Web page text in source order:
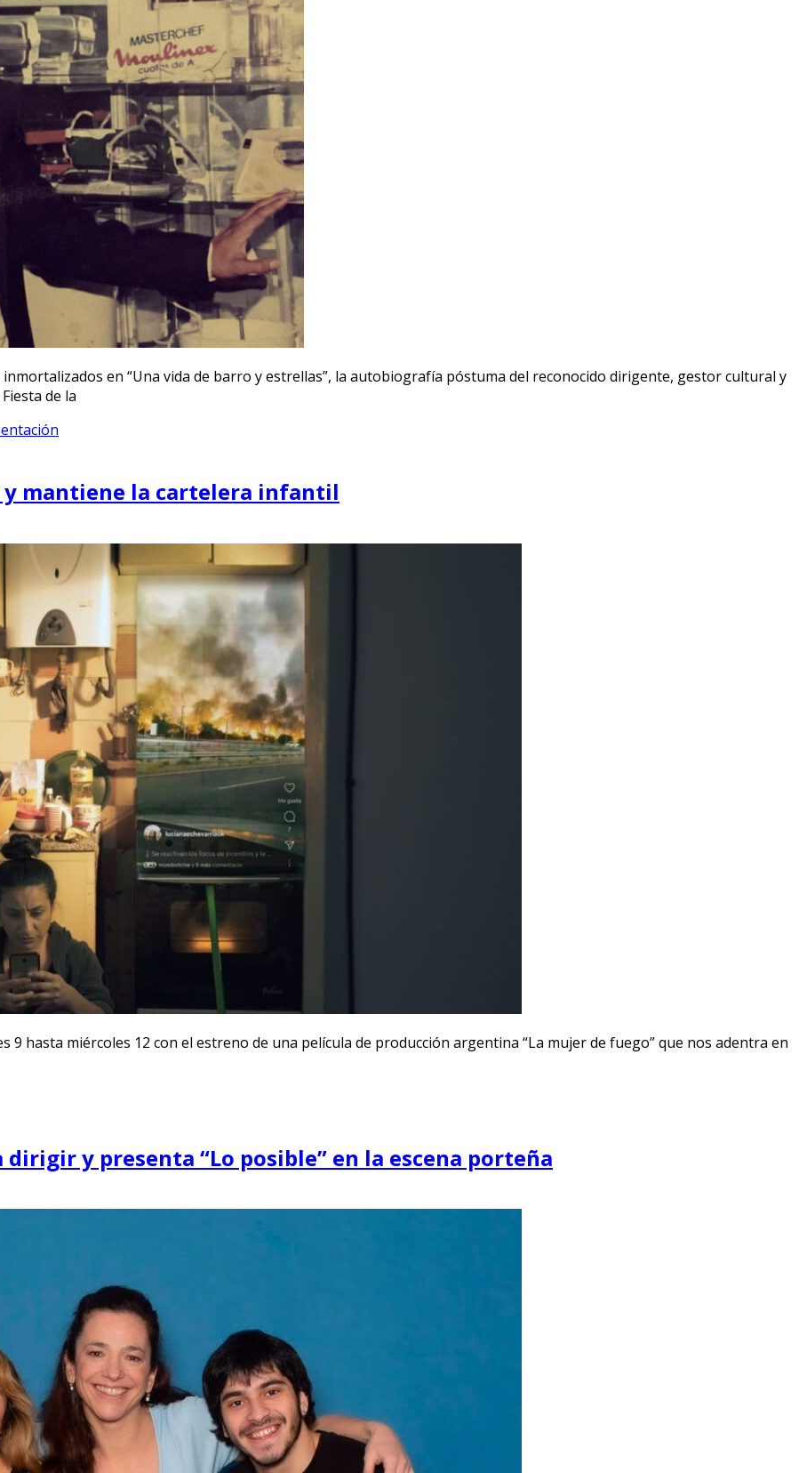
inmortalizados en “Una vida de barro y estrellas”, la autobiografía póstuma del reconocido dirigente, gestor cultural y
de la
y mantiene la cartelera infantil
9 hasta miércoles 12 con el estreno de una película de producción argentina “La mujer de fuego” que nos adentra en
y presenta “Lo posible” en la escena porteña